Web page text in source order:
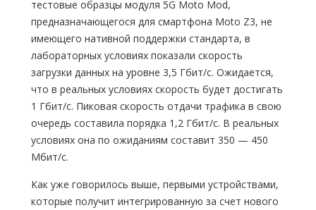
тестовые образцы модуля 5G Moto Mod,
предназначающегося для смартфона Moto Z3, не
имеющего нативной поддержки стандарта, в
лабораторных условиях показали скорость
загрузки данных на уровне 3,5 Гбит/с. Ожидается,
что в реальных условиях скорость будет достигать
1 Гбит/c. Пиковая скорость отдачи трафика в свою
очередь составила порядка 1,2 Гбит/с. В реальных
условиях она по ожиданиям составит 350 — 450
Мбит/с.
Как уже говорилось выше, первыми устройствами,
которые получит интегрированную за счет нового